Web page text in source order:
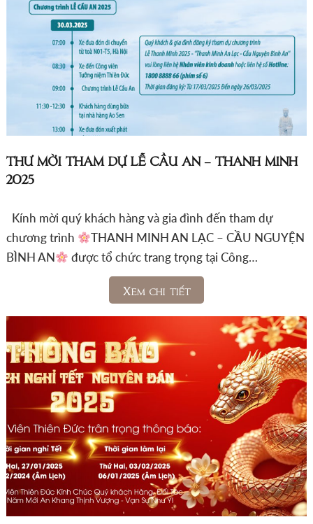
THƯ MỜI THAM DỰ LỄ CẦU AN – THANH MINH
2025
Kính mời quý khách hàng và gia đình đến tham dự
chương trình
THANH MINH AN LẠC – CẦU NGUYỆN
BÌNH AN
được tổ chức trang trọng tại Công…
Xem chi tiết